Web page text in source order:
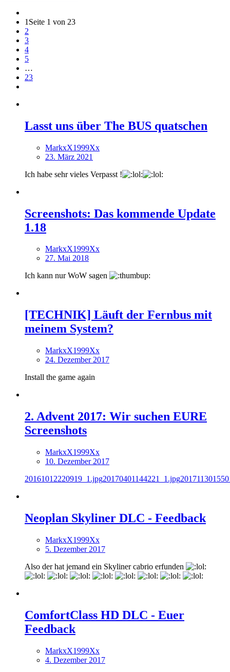
1 Seite 1 von 23
2
3
4
5
…
23
Lasst uns über The BUS quatschen
MarkxX1999Xx
23. März 2021
Ich habe sehr vieles Verpasst !
Screenshots: Das kommende Update
1.18
MarkxX1999Xx
27. Mai 2018
Ich kann nur WoW sagen
[TECHNIK] Läuft der Fernbus mit
meinem System?
MarkxX1999Xx
24. Dezember 2017
Install the game again
2. Advent 2017: Wir suchen EURE
Screenshots
MarkxX1999Xx
10. Dezember 2017
20161012220919_1.jpg20170401144221_1.jpg
Neoplan Skyliner DLC - Feedback
MarkxX1999Xx
5. Dezember 2017
Also der hat jemand ein Skyliner cabrio erfunden
ComfortClass HD DLC - Euer
Feedback
MarkxX1999Xx
4. Dezember 2017